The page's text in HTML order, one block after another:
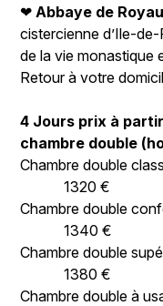
❤ Abbaye de
cistercienne d’Ile-
de la vie monastique
Retour à votre
4 Jours prix à
chambre double
Chambre
1320 €
Chambre
1340 €
Chambre
1380 €
Chambre double